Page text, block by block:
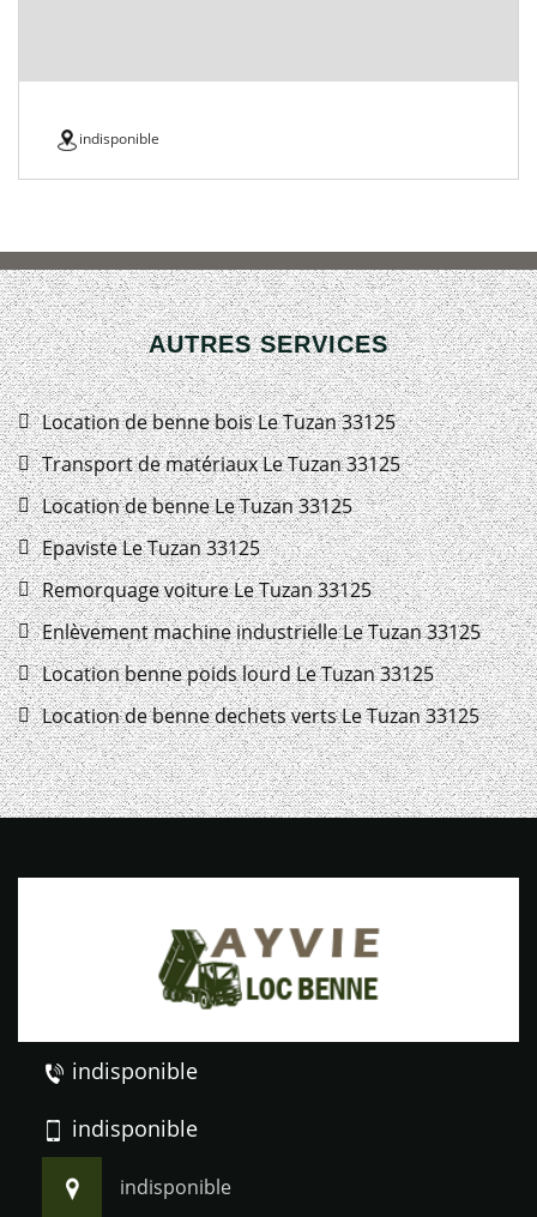
indisponible
AUTRES SERVICES
Location de benne bois Le Tuzan 33125
Transport de matériaux Le Tuzan 33125
Location de benne Le Tuzan 33125
Epaviste Le Tuzan 33125
Remorquage voiture Le Tuzan 33125
Enlèvement machine industrielle Le Tuzan 33125
Location benne poids lourd Le Tuzan 33125
Location de benne dechets verts Le Tuzan 33125
indisponible
indisponible
indisponible